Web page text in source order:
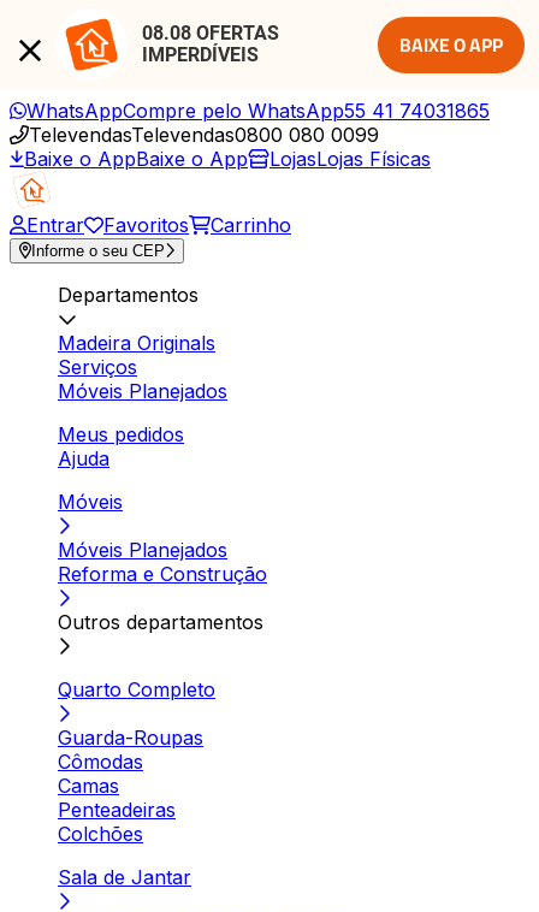
08.08 OFERTAS
IMPERDÍVEIS
BAIXE O APP
WhatsAppCompre pelo WhatsApp55 41 74031865
TelevendasTelevendas0800 080 0099
Baixe o AppBaixe o App LojasLojas Físicas
Entrar Favoritos Carrinho
Informe o seu CEP
Departamentos
Madeira Originals
Serviços
Móveis Planejados
Meus pedidos
Ajuda
Móveis
Móveis Planejados
Reforma e Construção
Outros departamentos
Quarto Completo
Guarda-Roupas
Cômodas
Camas
Penteadeiras
Colchões
Sala de Jantar